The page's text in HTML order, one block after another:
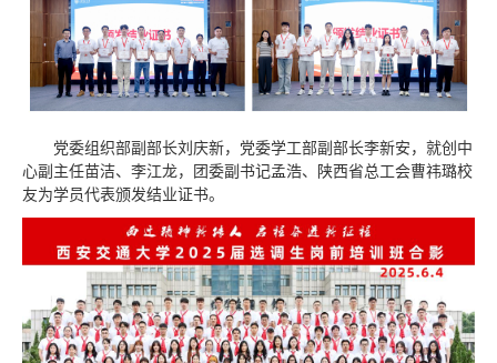
党委组织部副部长刘庆新，党委学工部副部长李新安，就创中
心副主任苗洁、李江龙，团委副书记孟浩、陕西省总工会曹祎璐校
友为学员代表颁发结业证书。